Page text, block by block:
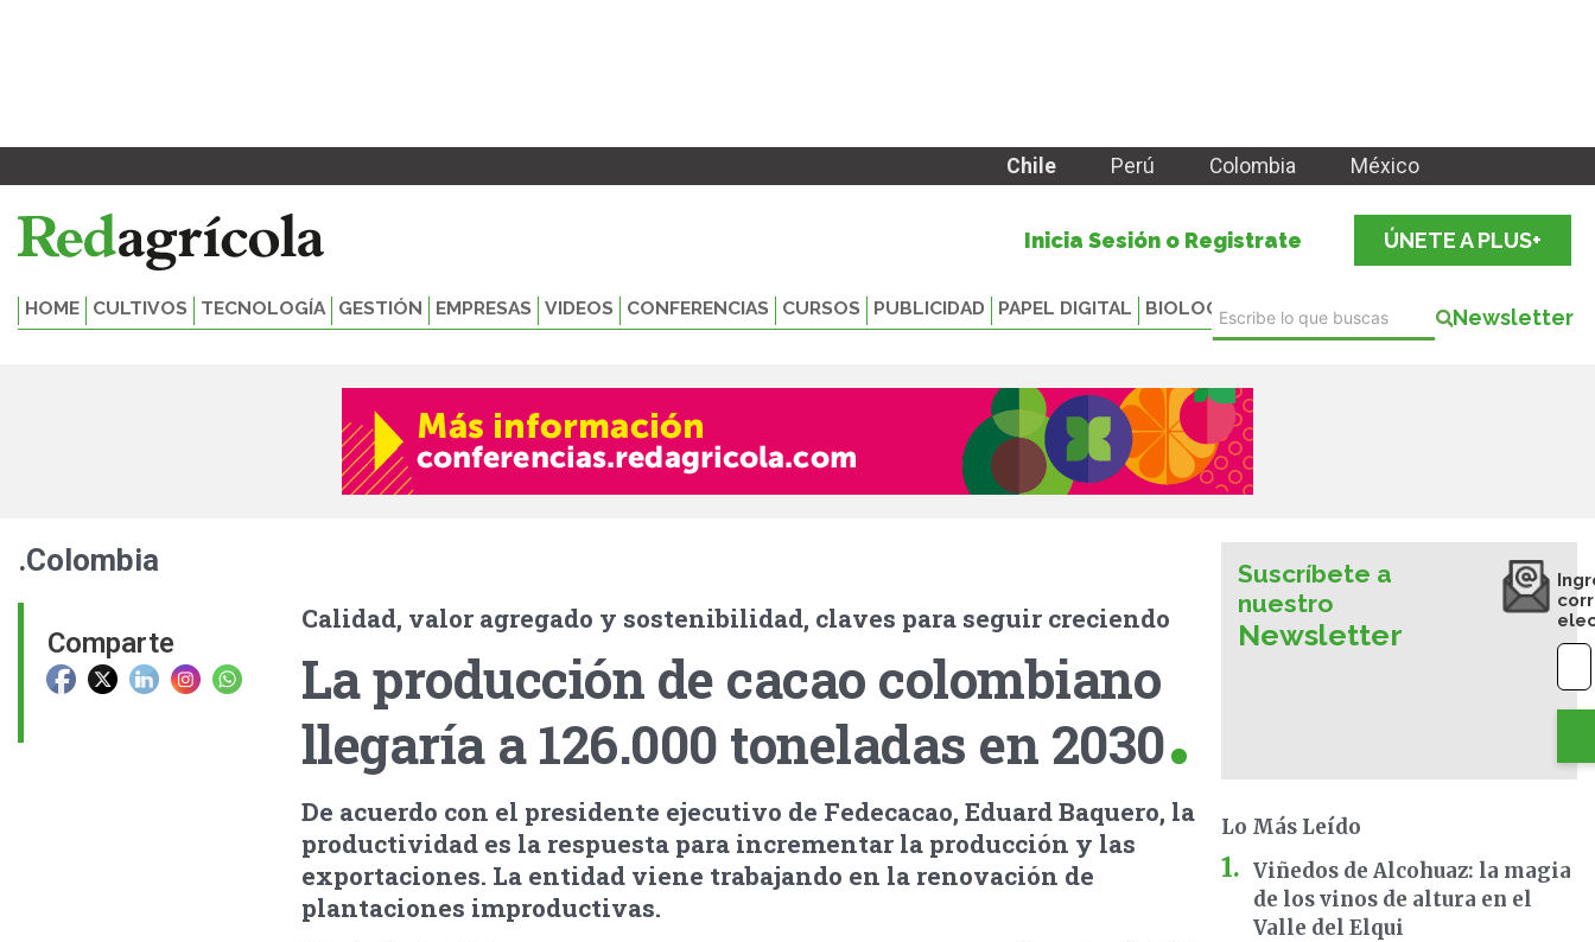
Chile Perú Colombia México
Inicia Sesión o Registrate ÚNETE A PLUS+
HOME CULTIVOS TECNOLOGÍA GESTIÓN EMPRESAS VIDEOS CONFERENCIAS CURSOS PUBLICIDAD PAPEL DIGITAL BIOLOGICALS Newsletter
.Colombia
Comparte
Calidad, valor agregado y sostenibilidad, claves para seguir creciendo
La producción de cacao colombiano
llegaría a 126.000 toneladas en 2030
De acuerdo con el presidente ejecutivo de Fedecacao, Eduard Baquero, la
productividad es la respuesta para incrementar la producción y las
exportaciones. La entidad viene trabajando en la renovación de
plantaciones improductivas.
Suscríbete a
nuestro
Newsletter
Lo Más Leído
Viñedos de Alcohuaz: la magia
de los vinos de altura en el
Valle del Elqui